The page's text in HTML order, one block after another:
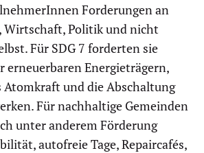
Forderungen an
Wirtschaft, Politik und nicht
Für SDG 7 forderten sie
erneuerbaren Energieträgern,
Atomkraft und die Abschaltung
Für nachhaltige Gemeinden
unter anderem Förderung
autofreie Tage, Repaircafés,